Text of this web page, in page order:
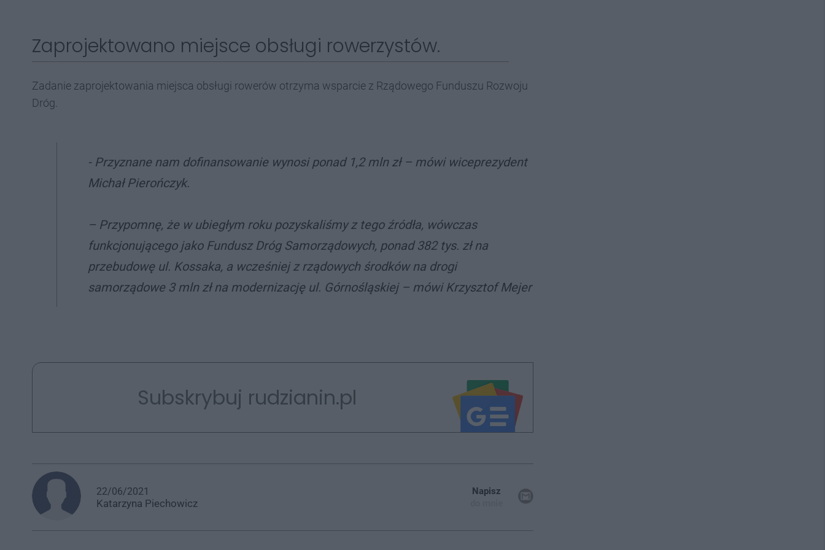
Zaprojektowano miejsce obsługi rowerzystów.
Zadanie zaprojektowania miejsca obsługi rowerów otrzyma wsparcie z Rządowego Funduszu Rozwoju
Dróg.
- Przyznane nam dofinansowanie wynosi ponad 1,2 mln zł – mówi wiceprezydent
Michał Pierończyk.
– Przypomnę, że w ubiegłym roku pozyskaliśmy z tego źródła, wówczas
funkcjonującego jako Fundusz Dróg Samorządowych, ponad 382 tys. zł na
przebudowę ul. Kossaka, a wcześniej z rządowych środków na drogi
samorządowe 3 mln zł na modernizację ul. Górnośląskiej – mówi Krzysztof Mejer
Subskrybuj rudzianin.pl
22/06/2021
Katarzyna Piechowicz
Napisz